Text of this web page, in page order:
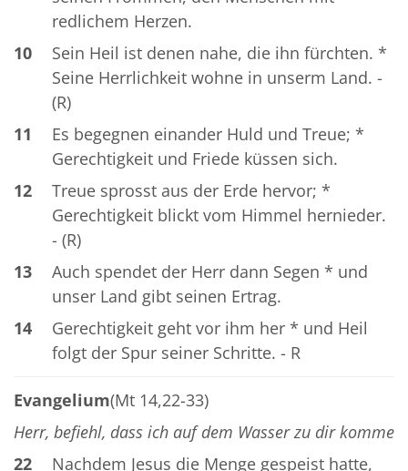
redlichem Herzen.
10
Sein Heil ist denen nahe, die ihn fürchten. *
Seine Herrlichkeit wohne in unserm Land. -
(R)
11
Es begegnen einander Huld und Treue; *
Gerechtigkeit und Friede küssen sich.
12
Treue sprosst aus der Erde hervor; *
Gerechtigkeit blickt vom Himmel hernieder.
- (R)
13
Auch spendet der Herr dann Segen * und
unser Land gibt seinen Ertrag.
14
Gerechtigkeit geht vor ihm her * und Heil
folgt der Spur seiner Schritte. - R
Evangelium(Mt 14,22-33)
Herr, befiehl, dass ich auf dem Wasser zu dir komme
22
Nachdem Jesus die Menge gespeist hatte,